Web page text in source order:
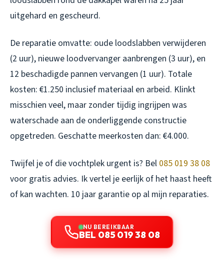
uitgehard en gescheurd.
De reparatie omvatte: oude loodslabben verwijderen
(2 uur), nieuwe loodvervanger aanbrengen (3 uur), en
12 beschadigde pannen vervangen (1 uur). Totale
kosten: €1.250 inclusief materiaal en arbeid. Klinkt
misschien veel, maar zonder tijdig ingrijpen was
waterschade aan de onderliggende constructie
opgetreden. Geschatte meerkosten dan: €4.000.
Twijfel je of die vochtplek urgent is? Bel 085 019 38 08
voor gratis advies. Ik vertel je eerlijk of het haast heeft
of kan wachten. 10 jaar garantie op al mijn reparaties.
NU BEREIKBAAR
BEL 085 019 38 08